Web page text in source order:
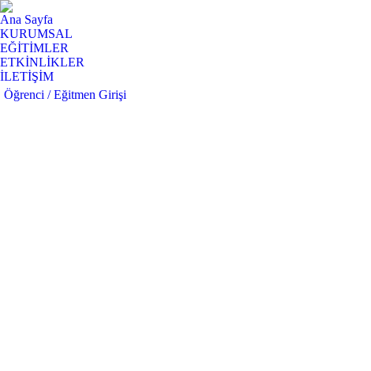
Ana Sayfa
KURUMSAL
EĞİTİMLER
ETKİNLİKLER
İLETİŞİM
Öğrenci / Eğitmen Girişi